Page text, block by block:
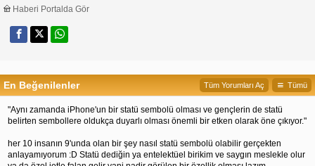
Haberi Portalda Gör
En Beğenilenler Tümü
Tüm Yorumları Aç
"Aynı zamanda iPhone'un bir statü sembolü olması ve gençlerin de statü
belirten sembollere oldukça duyarlı olması önemli bir etken olarak öne çıkıyor."
her 10 insanın 9'unda olan bir şey nasıl statü sembolü olabilir gerçekten
anlayamıyorum :D Statü dediğin ya entelektüel birikim ve saygın meslekle olur